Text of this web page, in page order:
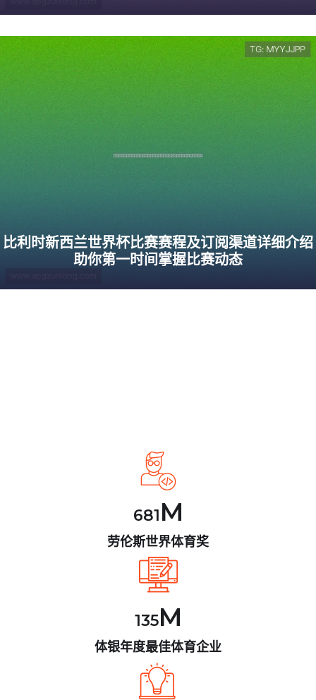
比利时新西兰世界杯比赛赛程及订阅渠道详细介绍
助你第一时间掌握比赛动态
681M
劳伦斯世界体育奖
135M
体银年度最佳体育企业